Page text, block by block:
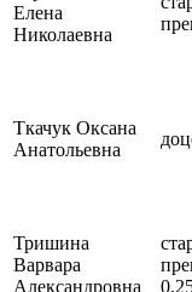
Елена
Николаевна
Ткачук Оксана
Анатольевна
Тришина
Варвара
Александровна